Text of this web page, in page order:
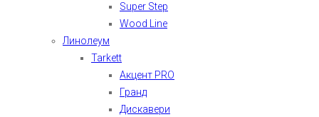
Super Step
Wood Line
Линолеум
Tarkett
Акцент PRO
Гранд
Дискавери